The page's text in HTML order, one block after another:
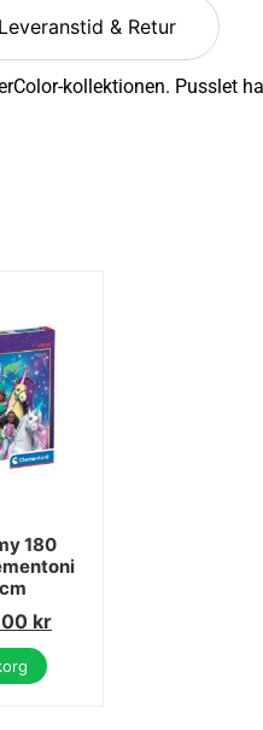
Leveranstid & Retur
kollektionen. Pusslet
180
kr